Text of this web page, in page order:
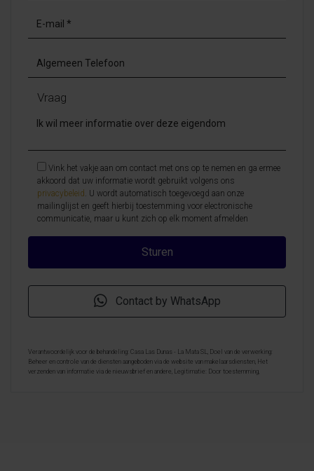
Vraag
Vink het vakje aan om contact met ons op te nemen en ga ermee
akkoord dat uw informatie wordt gebruikt volgens ons
privacybeleid . U wordt automatisch toegevoegd aan onze
mailinglijst en geeft hierbij toestemming voor electronische
communicatie, maar u kunt zich op elk moment afmelden
Contact by WhatsApp
Verantwoordelijk voor de behandeling: Casa Las Dunas - La Mata SL, Doel van de verwerking:
Beheer en controle van de diensten aangeboden via de website van makelaarsdiensten, Het
verzenden van informatie via de nieuwsbrief en andere, Legitimatie: Door toestemming,